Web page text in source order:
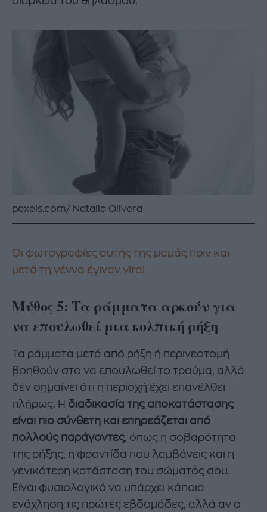
pexels.com/ Natalia Olivera
Οι φωτογραφίες αυτής της μαμάς πριν και
μετά τη γέννα έγιναν viral
Μύθος 5: Τα ράμματα αρκούν για
να επουλωθεί μια κολπική ρήξη
Τα ράμματα μετά από ρήξη ή περινεοτομή
βοηθούν στο να επουλωθεί το τραύμα, αλλά
δεν σημαίνει ότι η περιοχή έχει επανέλθει
πλήρως. Η διαδικασία της αποκατάστασης
είναι πιο σύνθετη και επηρεάζεται από
πολλούς παράγοντες, όπως η σοβαρότητα
της ρήξης, η φροντίδα που λαμβάνεις και η
γενικότερη κατάσταση του σώματός σου.
Είναι φυσιολογικό να υπάρχει κάποια
ενόχληση τις πρώτες εβδομάδες, αλλά αν ο